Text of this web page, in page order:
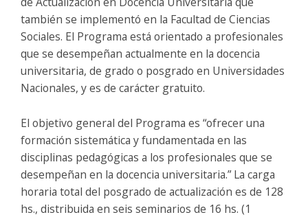
también se implementó en la Facultad de Ciencias
Sociales. El Programa está orientado a profesionales
que se desempeñan actualmente en la docencia
universitaria, de grado o posgrado en Universidades
Nacionales, y es de carácter gratuito.
El objetivo general del Programa es “ofrecer una
formación sistemática y fundamentada en las
disciplinas pedagógicas a los profesionales que se
desempeñan en la docencia universitaria.” La carga
horaria total del posgrado de actualización es de 128
hs., distribuida en seis seminarios de 16 hs. (1